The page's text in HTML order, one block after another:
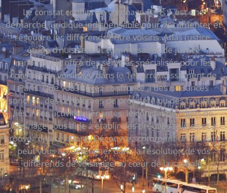
Le constat conflits de voisinage Paris 1 est une
démarche juridique indispensable pour documenter et
résoudre les différends entre voisins. Atlas Justice,
étude d’huissiers et commissaires de justice
renommée, offre des services spécialisés pour les
constats de voisinage dans le 1er arrondissement de
Paris. Que vous soyez confronté à des nuisances
sonores, des problèmes de propriété ou des troubles
liés à des activités gênantes, le constat de litiges de
voisinage vous aide à établir des preuves solides et à
trouver des solutions. Découvrez comment un huissier
peut vous accompagner dans la résolution de vos
différends de voisinage au cœur de la capitale.